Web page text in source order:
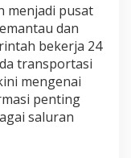
menjadi pusat
dan
bekerja 24
transportasi
mengenai
penting
saluran